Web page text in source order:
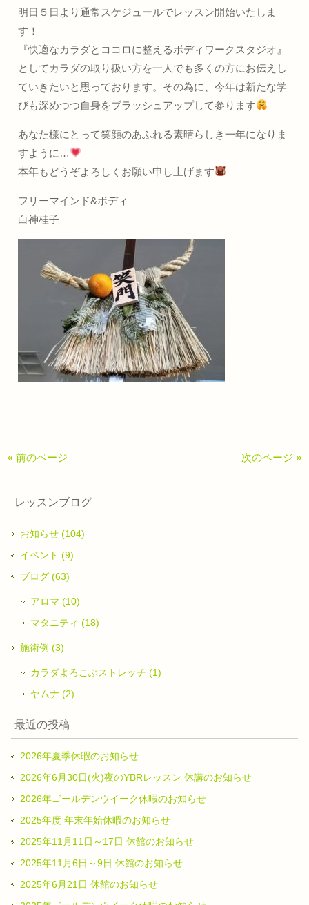
明日５日より通常スケジュールでレッスン開始いたしま
す！
『快適なカラダとココロに整えるボディワークスタジオ』
としてカラダの取り扱い方を一人でも多くの方にお伝えし
ていきたいと思っております。その為に、今年は新たな学
びも深めつつ自身をブラッシュアップして参ります
あなた様にとって笑顔のあふれる素晴らしき一年になりま
すように…
本年もどうぞよろしくお願い申し上げます
フリーマインド&ボディ
白神桂子
« 前のページ 次のページ »
レッスンブログ
お知らせ (104)
イベント (9)
ブログ (63)
アロマ (10)
マタニティ (18)
施術例 (3)
カラダよろこぶストレッチ (1)
ヤムナ (2)
最近の投稿
2026年夏季休暇のお知らせ
2026年6月30日(火)夜のYBRレッスン 休講のお知らせ
2026年ゴールデンウイーク休暇のお知らせ
2025年度 年末年始休暇のお知らせ
2025年11月11日～17日 休館のお知らせ
2025年11月6日～9日 休館のお知らせ
2025年6月21日 休館のお知らせ